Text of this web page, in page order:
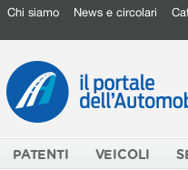
Chi siamo News e circolari
PATENTI VEICOLI